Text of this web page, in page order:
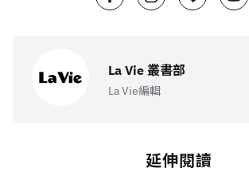
La Vie 叢書部
La Vie編輯
延伸閱讀